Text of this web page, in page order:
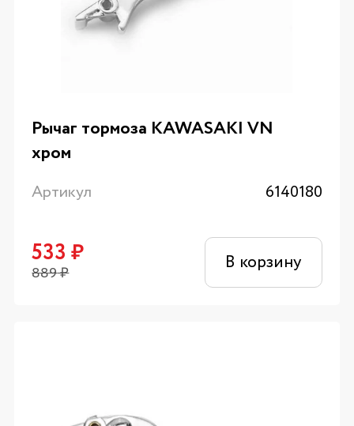
Рычаг тормоза KAWASAKI VN
хром
Артикул 6140180
533 ₽
889₽ В корзину